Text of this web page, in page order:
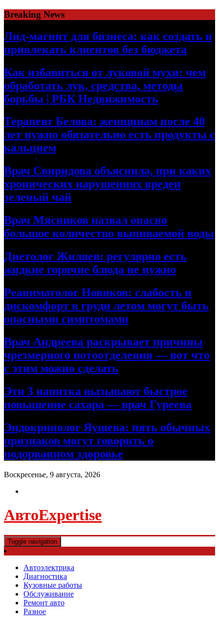
Skip
to
content
Breaking News
Лид-магнит для бизнеса: как создать и
привлекать клиентов без бюджета
Как избавиться от луковой мухи: чем
обработать лук, средства, методы
борьбы | РБК Недвижимость
Терапевт Белова: женщинам после 40
лет нужно обязательно есть продукты с
кальцием
Врач Свиридова объяснила, при каких
хронических нарушениях вреден
зеленый чай
Врач Мясников назвал опасно
большое количество выпиваемой воды
Диетолог Жиляев: регулярно есть
жидкие горячие блюда не нужно
Реаниматолог Новиков: слабость и
дискомфорт в груди летом могут быть
опасными симптомами
Врач Андреева раскрывает причины
чрезмерного потоотделения — вот что
с этим можно сделать
Эти 3 напитка вызывают быстрое
повышение сахара — врач Гуреева
Эндокринолог Яушева: пять обычных
признаков могут говорить о
подорванном здоровье
Воскресенье, 9 августа, 2026
АвтоExpertise
Toggle navigation
Автоэлектрика
Диагностика
Кузовные работы
Обслуживание
Ремонт авто
Разное